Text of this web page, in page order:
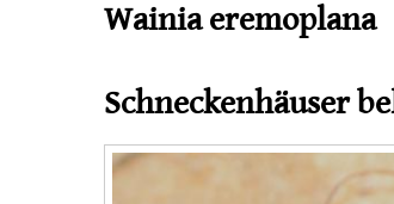
Wainia eremoplana
Schneckenhäuser